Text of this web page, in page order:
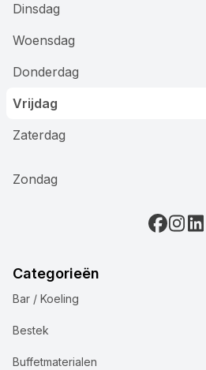
Dinsdag
Woensdag
Donderdag
Vrijdag
Zaterdag
Zondag
Categorieën
Bar / Koeling
Bestek
Buffetmaterialen